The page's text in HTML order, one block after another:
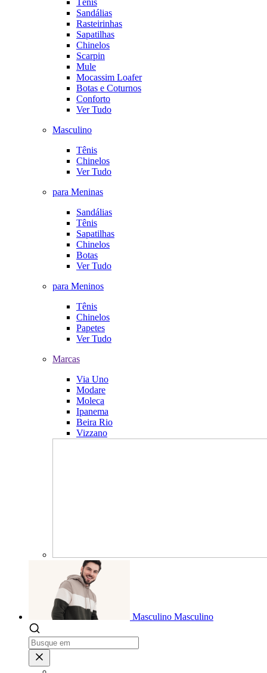
Sandálias
Rasteirinhas
Sapatilhas
Chinelos
Scarpin
Mule
Mocassim Loafer
Botas e Coturnos
Conforto
Ver Tudo
Masculino
Tênis
Chinelos
Ver Tudo
para Meninas
Sandálias
Tênis
Sapatilhas
Chinelos
Botas
Ver Tudo
para Meninos
Tênis
Chinelos
Papetes
Ver Tudo
Marcas
Via Uno
Modare
Moleca
Ipanema
Beira Rio
Vizzano
Masculino Masculino